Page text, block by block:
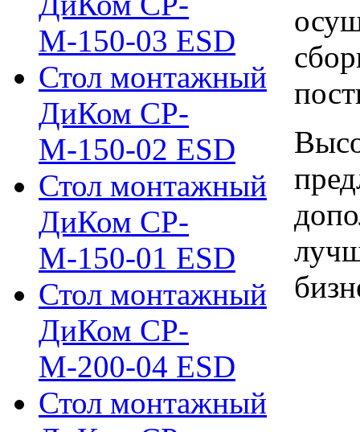
М-150-03 ESD
Стол монтажный
ДиКом СР-
М-150-02 ESD
Стол монтажный
ДиКом СР-
М-150-01 ESD
Стол монтажный
ДиКом СР-
М-200-04 ESD
Стол монтажный